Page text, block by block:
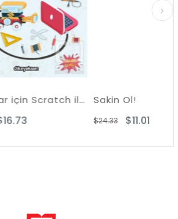
Çocuklar için Scratch ile Arduino Programlama Sakin Ol!
$11.01